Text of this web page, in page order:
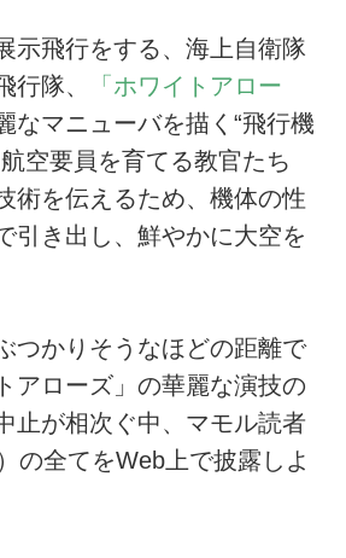
示飛行をする、海上自衛隊
行隊、
「ホワイトアロー
なマニューバを描く“飛行機
空要員を育てる教官たち
術を伝えるため、機体の性
引き出し、鮮やかに大空を
つかりそうなほどの距離で
アローズ」の華麗な演技の
止が相次ぐ中、マモル読者
の全てをWeb上で披露しよ